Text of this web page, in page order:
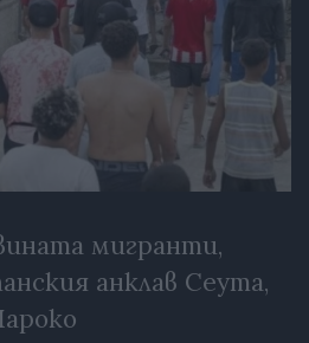
мигранти,
анклав Сеута,